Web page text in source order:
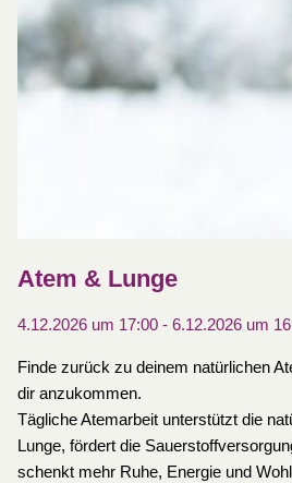
Atem & Lunge
4.12.2026 um 17:00- 6.12.2026 um
Finde zurück zu deinem natürlichen
dir anzukommen.
Tägliche Atemarbeit unterstützt die
Lunge, fördert die
schenkt mehr Ruhe, Energie und